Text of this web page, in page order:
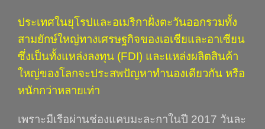
ประเทศในยุโรปและอเมริกาฝั่งตะวันออกรวมทั้ง
สามยักษ์ใหญ่ทางเศรษฐกิจของเอเชียและอาเซียน
ซึ่งเป็นทั้งแหล่งลงทุน (FDI) และแหล่งผลิตสินค้า
ใหญ่ของโลกจะประสพปัญหาทำนองเดียวกัน หรือ
หนักกว่าหลายเท่า
เพราะมีเรือผ่านช่องแคบมะละกาในปี 2017 วันละ